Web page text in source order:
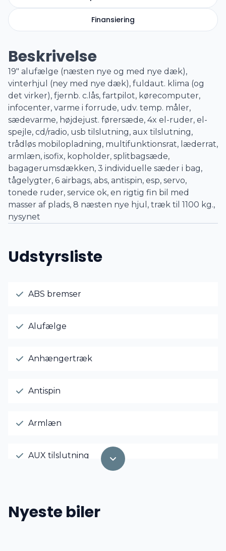
Finansiering
Beskrivelse
19" alufælge (næsten nye og med nye dæk),
vinterhjul (ney med nye dæk), fuldaut. klima (og
det virker), fjernb. c.lås, fartpilot, kørecomputer,
infocenter, varme i forrude, udv. temp. måler,
sædevarme, højdejust. førersæde, 4x el-ruder, el-
spejle, cd/radio, usb tilslutning, aux tilslutning,
trådløs mobilopladning, multifunktionsrat, læderrat,
armlæn, isofix, kopholder, splitbagsæde,
bagagerumsdækken, 3 individuelle sæder i bag,
tågelygter, 6 airbags, abs, antispin, esp, servo,
tonede ruder, service ok, en rigtig fin bil med
masser af plads, 8 næsten nye hjul, træk til 1100 kg.,
nysynet
Udstyrsliste
ABS bremser
Alufælge
Anhængertræk
Antispin
Armlæn
AUX tilslutning
El-spejle
Nyeste biler